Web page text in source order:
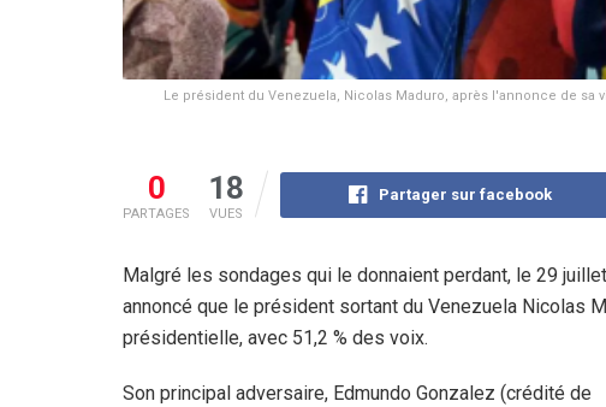
Le président du Venezuela, Nicolas Maduro, après l'annonce de sa
0
PARTAGES
18
VUES
Partager sur facebook
Malgré les sondages qui le donnaient perdant, le 29
annoncé que le président sortant du Venezuela Nicolas
présidentielle, avec 51,2 % des voix.
Son principal adversaire, Edmundo Gonzalez (crédité de